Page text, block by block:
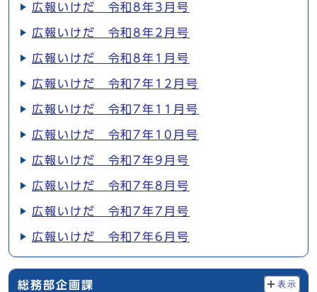
広報いけだ 令和8年3月号
広報いけだ 令和8年2月号
広報いけだ 令和8年1月号
広報いけだ 令和7年12月号
広報いけだ 令和7年11月号
広報いけだ 令和7年10月号
広報いけだ 令和7年9月号
広報いけだ 令和7年8月号
広報いけだ 令和7年7月号
広報いけだ 令和7年6月号
総務部企画課 表示